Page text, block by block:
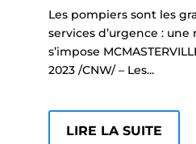
Les pompiers sont les
services d’urgence : une
s’impose
2023 /CNW/ – Les...
LIRE LA SUITE